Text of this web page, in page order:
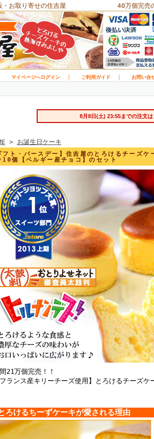
お取り寄せの住吉屋 40万個完売
マイページへログイン ご利用ガイド お問い合
> お誕生日ケーキ
フト・バースデー】住吉屋のとろけるチーズ
10個【ベルギー産チョコ】のセット
21万個完売！！
ランス産キリーチーズ使用】とろけるチーズケ
ろけるちーずケーキが愛される理由